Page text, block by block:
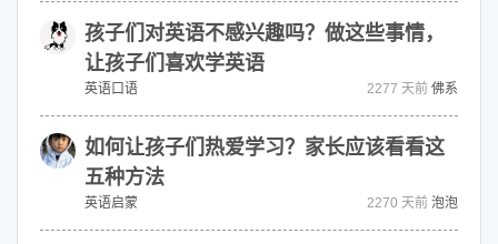
孩子们对英语不感兴趣吗？做这些事情，
让孩子们喜欢学英语
英语口语 2277 天前 佛系
如何让孩子们热爱学习？家长应该看看这
五种方法
英语启蒙 2270 天前 泡泡